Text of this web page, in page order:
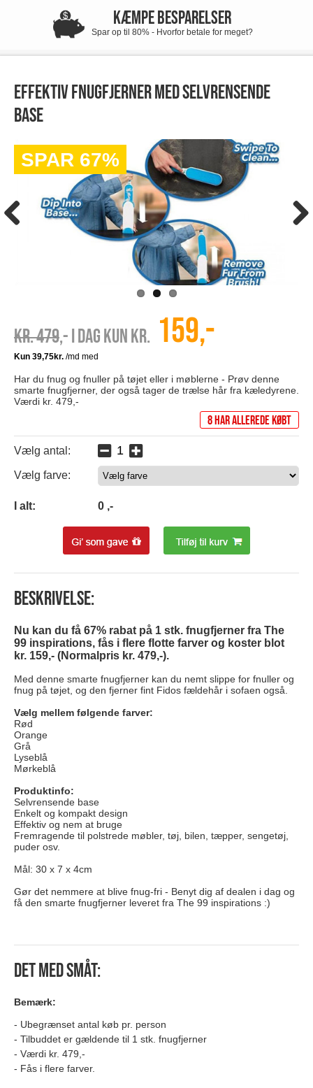
KÆMPE BESPARELSER
Spar op til 80% - Hvorfor betale for meget?
Effektiv fnugfjerner med selvrensende
base
SPAR 67%
Kr. 479,- I dag kun kr. 159,-
Har du fnug og fnuller på tøjet eller i møblerne - Prøv denne
smarte fnugfjerner, der også tager de trælse hår fra kæledyrene.
Værdi kr. 479,-
8 har allerede købt
Vælg antal:
Vælg farve:
I alt: 0 ,-
Beskrivelse:
Nu kan du få 67% rabat på 1 stk. fnugfjerner fra The
99 inspirations, fås i flere flotte farver og koster blot
kr. 159,- (Normalpris kr. 479,-).
Med denne smarte fnugfjerner kan du nemt slippe for fnuller og
fnug på tøjet, og den fjerner fint Fidos fældehår i sofaen også.
Vælg mellem følgende farver:
Rød
Orange
Grå
Lyseblå
Mørkeblå
Produktinfo:
Selvrensende base
Enkelt og kompakt design
Effektiv og nem at bruge
Fremragende til polstrede møbler, tøj, bilen, tæpper, sengetøj,
puder osv.
Mål: 30 x 7 x 4cm
Gør det nemmere at blive fnug-fri - Benyt dig af dealen i dag og
få den smarte fnugfjerner leveret fra The 99 inspirations :)
Det med småt:
Bemærk:
Ubegrænset antal køb pr. person
Tilbuddet er gældende til 1 stk. fnugfjerner
Værdi kr. 479,-
Fås i flere farver.